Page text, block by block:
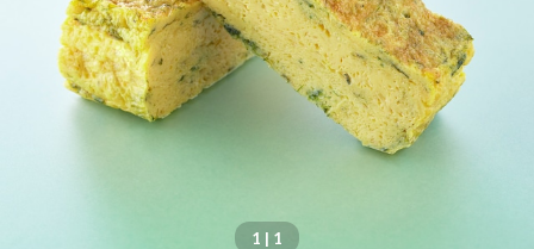
1 | 1